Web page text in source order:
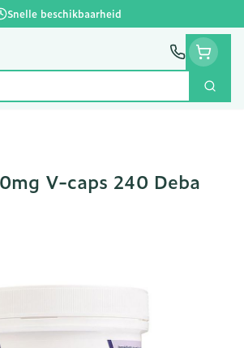
Snelle beschikbaarheid
Zoek
V-caps 240 Deba